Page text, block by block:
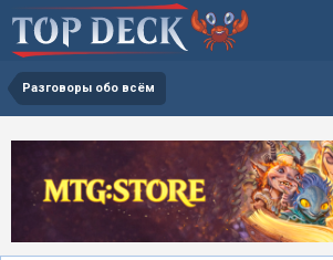
Разговоры обо всём